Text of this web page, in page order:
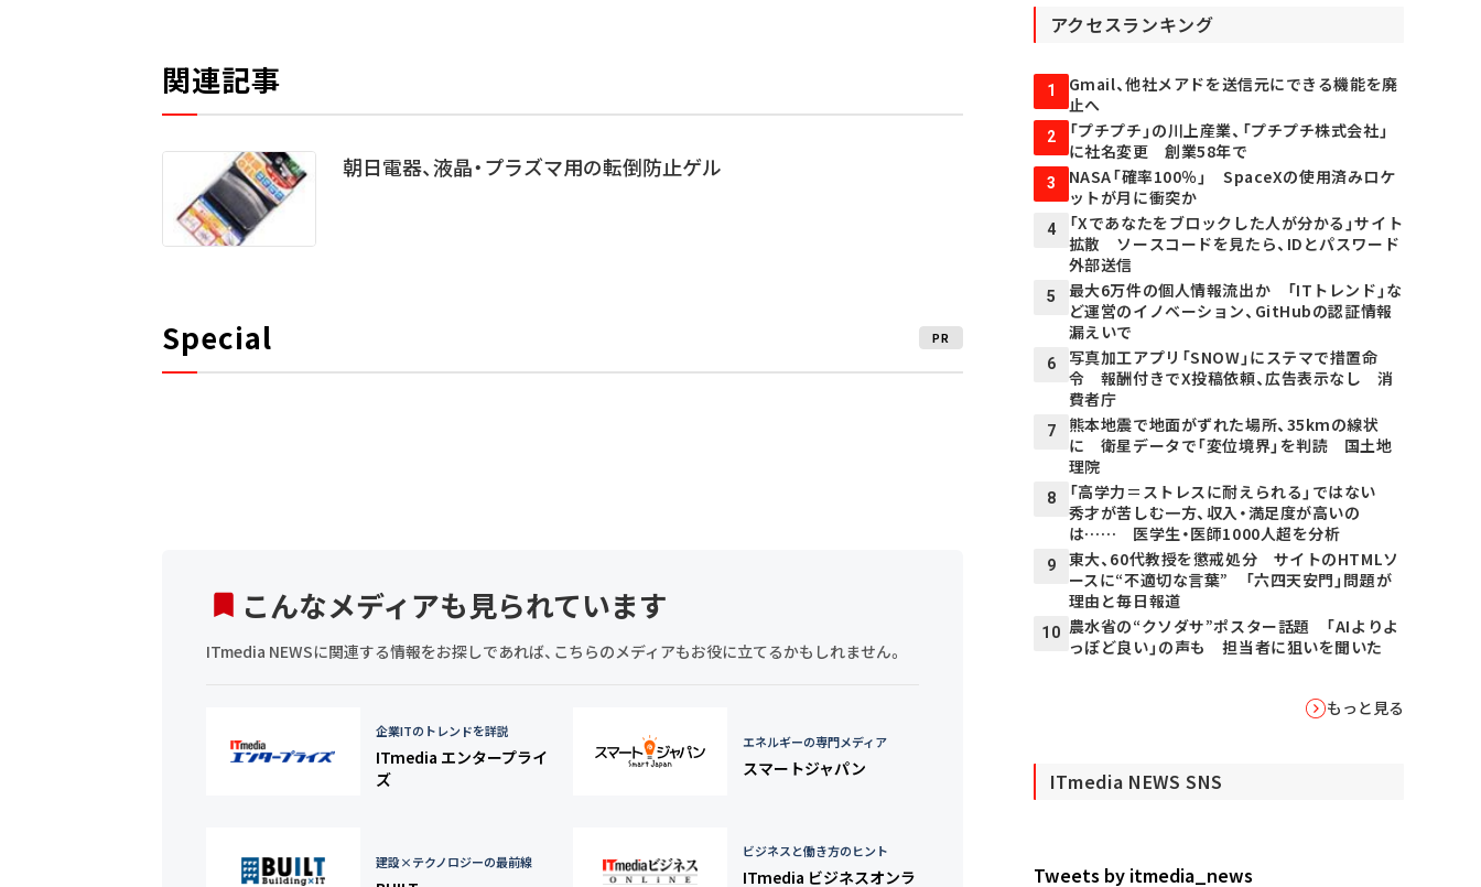
関連記事
朝日電器、液晶・プラズマ用の転倒防止ゲル
Special PR
こんなメディアも見られています
ITmedia NEWSに関連する情報をお探しであれば、こちらのメディアもお役に立てるかもしれません。
企業ITのトレンドを詳説
ITmedia エンタープライ
ズ
エネルギーの専門メディア
スマートジャパン
建設×テクノロジーの最前線
ビジネスと働き方のヒント
ITmedia ビジネスオンラ
アクセスランキング
1
Gmail、他社メアドを送信元にできる機能を廃
止へ
2
「プチプチ」の川上産業、「プチプチ株式会社」
に社名変更 創業58年で
3
NASA「確率100％」 SpaceXの使用済みロケ
ットが月に衝突か
4
「Xであなたをブロックした人が分かる」サイト
拡散 ソースコードを見たら、IDとパスワード
外部送信
5
最大6万件の個人情報流出か 「ITトレンド」な
ど運営のイノベーション、GitHubの認証情報
漏えいで
6
写真加工アプリ「SNOW」にステマで措置命
令 報酬付きでX投稿依頼、広告表示なし 消
費者庁
7
熊本地震で地面がずれた場所、35kmの線状
に 衛星データで「変位境界」を判読 国土地
理院
8
「高学力＝ストレスに耐えられる」ではない
秀才が苦しむ一方、収入・満足度が高いの
は…… 医学生・医師1000人超を分析
9
東大、60代教授を懲戒処分 サイトのHTMLソ
ースに“不適切な言葉” 「六四天安門」問題が
理由と毎日報道
10 農水省の“クソダサ”ポスター話題 「AIよりよ
っぽど良い」の声も 担当者に狙いを聞いた
もっと見る
ITmedia NEWS SNS
Tweets by itmedia_news